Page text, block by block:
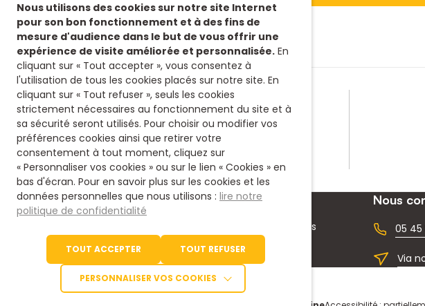
Siège
8 rue fontaines des jardins
16500 Confolens
Nous
05 45
Via
Nous utilisons des cookies sur notre site Internet
pour son bon fonctionnement et à des fins de
mesure d'audience dans le but de vous offrir une
expérience de visite améliorée et personnalisée. En
cliquant sur « Tout accepter », vous consentez à
l'utilisation de tous les cookies placés sur notre site. En
cliquant sur « Tout refuser », seuls les cookies
strictement nécessaires au fonctionnement du site et à
sa sécurité seront utilisés. Pour choisir ou modifier vos
préférences cookies ainsi que retirer votre
consentement à tout moment, cliquez sur
« Personnaliser vos cookies » ou sur le lien « Cookies » en
bas d'écran. Pour en savoir plus sur les cookies et les
données personnelles que nous utilisons : lire notre
politique de confidentialité
TOUT ACCEPTER TOUT REFUSER
PERSONNALISER VOS COOKIES